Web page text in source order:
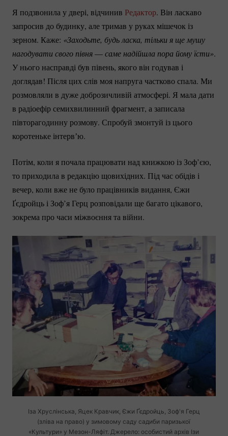
Я подзвонила у двері, відчинив Редактор. Він ласкаво
запросив до будинку, але тримав у руках мішечок із
зерном. Каже: «Заходьте, будь ласка, тільки я ще мушу
нагодувати свого півня —саме надійшла пора йому їсти».
У нього насправді був півень, якого він годував і
доглядав! Після цих слів моя напруга частково спала. Ми
розмовляли в дуже доброзичливій атмосфері. Я мала дати
в радіоефір семихвилинний фрагмент, а записала
півторагодинну розмову. Спробуй змонтуй із цього
коротеньке інтервʼю.
Потім, коли я почала працювати над книжкою із Зоф’єю,
то приходила в редакцію щовихідних. Під час обідів і
вечер, коли вже не було працівників видання, Єжи
Ґєдройць і Зоф’я Герц розповідали ще багато цікавого,
зокрема про часи міжвоєння та війни.
Іза Хруслінська, Яцек Кравчик, Єжи Ґєдройць, Зоф'я Герц
(зліва на право) у зимовому саду садиби паризької
«Культури» у Мезон-Ляфіт. Джерело: особистий архів Ізи